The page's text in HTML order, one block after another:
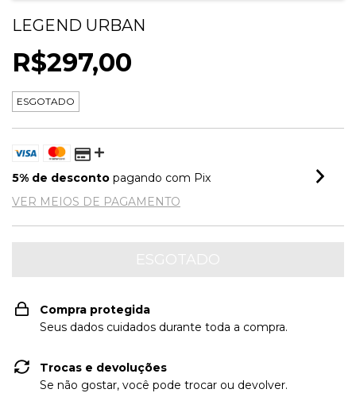
LEGEND URBAN
R$297,00
ESGOTADO
5% de desconto pagando com Pix
VER MEIOS DE PAGAMENTO
Compra protegida
Seus dados cuidados durante toda a compra.
Trocas e devoluções
Se não gostar, você pode trocar ou devolver.